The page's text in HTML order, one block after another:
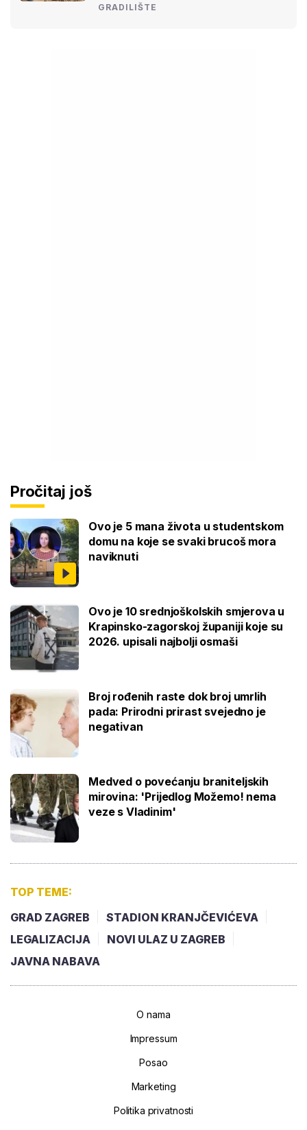
GRADILIŠTE
Pročitaj još
Ovo je 5 mana života u studentskom
domu na koje se svaki brucoš mora
naviknuti
Ovo je 10 srednjoškolskih smjerova u
Krapinsko-zagorskoj županiji koje su
2026. upisali najbolji osmaši
Broj rođenih raste dok broj umrlih
pada: Prirodni prirast svejedno je
negativan
Medved o povećanju braniteljskih
mirovina: 'Prijedlog Možemo! nema
veze s Vladinim'
TOP TEME:
GRAD ZAGREB
STADION KRANJČEVIĆEVA
LEGALIZACIJA
NOVI ULAZ U ZAGREB
JAVNA NABAVA
O nama
Impressum
Posao
Marketing
Politika privatnosti